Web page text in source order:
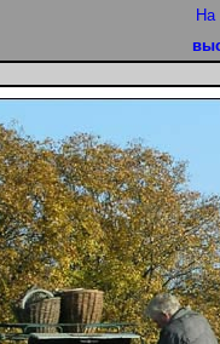
На